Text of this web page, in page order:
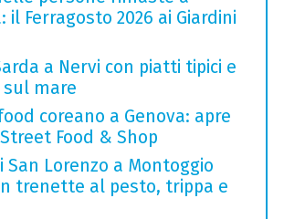
il Ferragosto 2026 ai Giardini
a Nervi con piatti tipici e
sul mare
coreano a Genova: apre
Food & Shop
San Lorenzo a Montoggio
trenette al pesto, trippa e